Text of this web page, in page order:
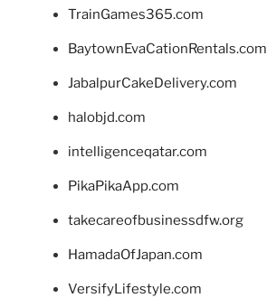
TrainGames365.com
BaytownEvaCationRentals.com
JabalpurCakeDelivery.com
halobjd.com
intelligenceqatar.com
PikaPikaApp.com
takecareofbusinessdfw.org
HamadaOfJapan.com
VersifyLifestyle.com